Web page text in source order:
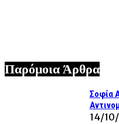
Παρόμοια Άρθρα
Σοφία
14/